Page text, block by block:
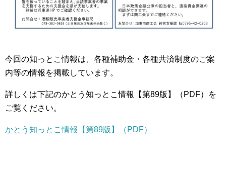
今回の知っとこ情報は、各種補助金・各種共済制度のご案
内等の情報を掲載しています。
詳しくは下記のかとう知っとこ情報【第89版】（PDF）を
ご覧ください。
かとう知っとこ情報【第89版】（PDF）